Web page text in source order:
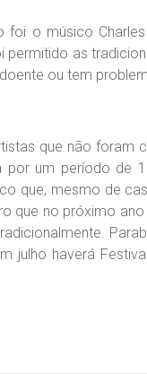
o músico Charles
as
ou tem
que não foram
por um período de
que, mesmo de
que no próximo
julho haverá